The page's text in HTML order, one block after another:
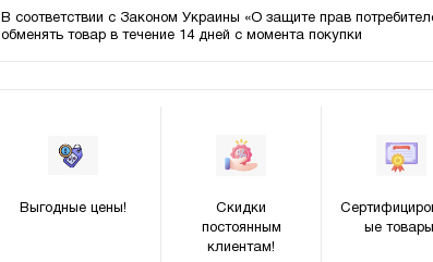
В соответствии с Законом Украины «О защите прав
обменять товар в течение 14 дней с момента покупки
Выгодные цены!
Скидки
постоянным
клиентам!
ые